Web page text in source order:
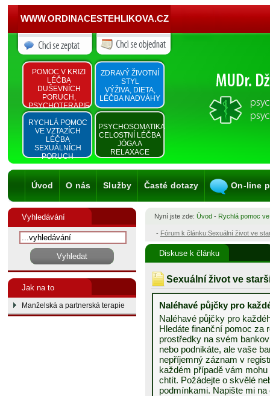
WWW.ORDINACESTEHLIKOVA.CZ
POMOC V KRIZI
LÉČBA
DUŠEVNÍCH
PORUCH,
PSYCHOTERAPIE
ZDRAVÝ ŽIVOTNÍ
STYL
VÝŽIVA, DIETA,
LÉČBA NADVÁHY
RYCHLÁ POMOC
VE VZTAZÍCH
LÉČBA
SEXUÁLNÍCH
PORUCH
PSYCHOSOMATIKA
CELOSTNÍ LÉČBA
JÓGA A
RELAXACE
Úvod O nás Služby Časté dotazy On-line
Vyhledávání
Jak na to
Manželská a partnerská terapie
Nyní jste zde: Úvod - Rychlá pomoc
- Fórum k článku:Sexuální život ve
Diskuse k článku
Sexuální život ve
Naléhavé půjčky pro
Naléhavé půjčky pro
Hledáte finanční pomoc za
prostředky na svém
nebo podnikáte, ale vaše
nepříjemný záznam v
každém případě vám
chtít. Požádejte o skvělé
podmínkami. Napište mi